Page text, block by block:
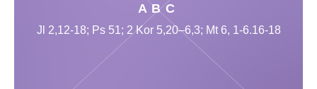
ABC
Jl 2,12-18; Ps 51; 2 Kor 5,20–6,3; Mt 6, 1-6.16-18